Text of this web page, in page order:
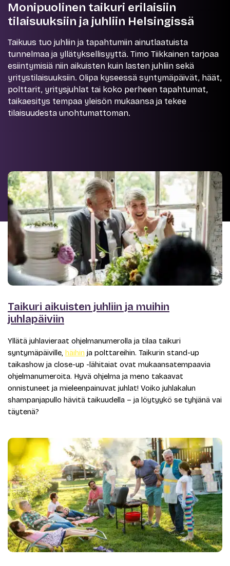
Monipuolinen taikuri erilaisiin
tilaisuuksiin ja juhliin Helsingissä
Taikuus tuo juhliin ja tapahtumiin ainutlaatuista
tunnelmaa ja yllätyksellisyyttä. Timo Tiikkainen tarjoaa
esiintymisiä niin aikuisten kuin lasten juhliin sekä
yritystilaisuuksiin. Olipa kyseessä syntymäpäivät, häät,
polttarit, yritysjuhlat tai koko perheen tapahtumat,
taikaesitys tempaa yleisön mukaansa ja tekee
tilaisuudesta unohtumattoman.
Taikuri aikuisten juhliin ja muihin
juhlapäiviin
Yllätä juhlavieraat ohjelmanumerolla ja tilaa taikuri
syntymäpäiville, häihin ja polttareihin. Taikurin stand-up
taikashow ja close-up -lähitaiat ovat mukaansatempaavia
ohjelmanumeroita. Hyvä ohjelma ja meno takaavat
onnistuneet ja mieleenpainuvat juhlat! Voiko juhlakalun
shampanjapullo hävitä taikuudella – ja löytyykö se tyhjänä vai
täytenä?